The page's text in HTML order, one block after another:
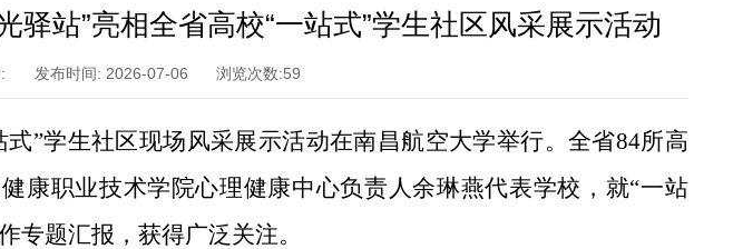
驿站”亮相全省高校“一站式”学生社区风采展示活动
发布时间: 2026-07-06 浏览次数:59
”学生社区现场风采展示活动在南昌航空大学举行。全省84所高
康职业技术学院心理健康中心负责人余琳燕代表学校，就“一站
专题汇报，获得广泛关注。